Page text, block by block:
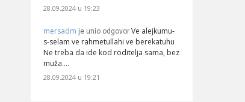
28.09.2024 u 19:23
mersadm je unio odgovor Ve alejkumu-
s-selam ve rahmetullahi ve berekatuhu
Ne treba da ide kod roditelja sama, bez
muža.…
28.09.2024 u 19:21